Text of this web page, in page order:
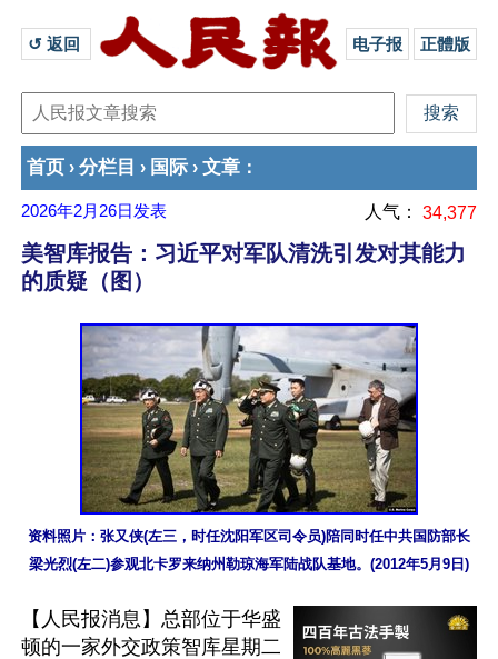
↺ 返回 电子报 正體版
首页 › 分栏目 › 国际 › 文章 ：
2026年2月26日 发表 人气： 34,377
美智库报告：习近平对军队清洗引发对其能力
的质疑（图）
资料照片：张又侠(左三，时任沈阳军区司令员)陪同时任中共国防部长
梁光烈(左二)参观北卡罗来纳州勒琼海军陆战队基地。(2012年5月9日)
【人民报消息】总部位于华盛
顿的一家外交政策智库星期二